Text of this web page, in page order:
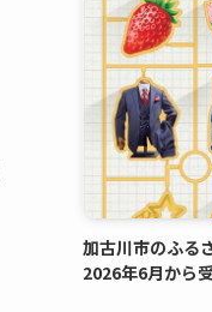
加古川市のふる
2026年6月から